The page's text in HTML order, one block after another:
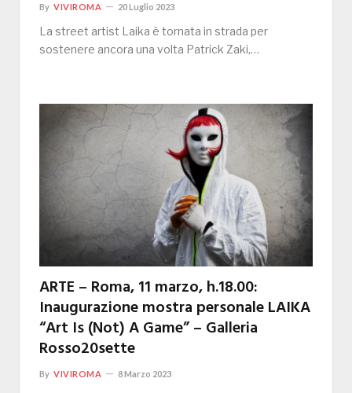
By VIVIROMA 20 Luglio 2023
La street artist Laika è tornata in strada per
sostenere ancora una volta Patrick Zaki,…
ARTE – Roma, 11 marzo, h.18.00:
Inaugurazione mostra personale LAIKA
“Art Is (Not) A Game” – Galleria
Rosso20sette
By VIVIROMA 8 Marzo 2023